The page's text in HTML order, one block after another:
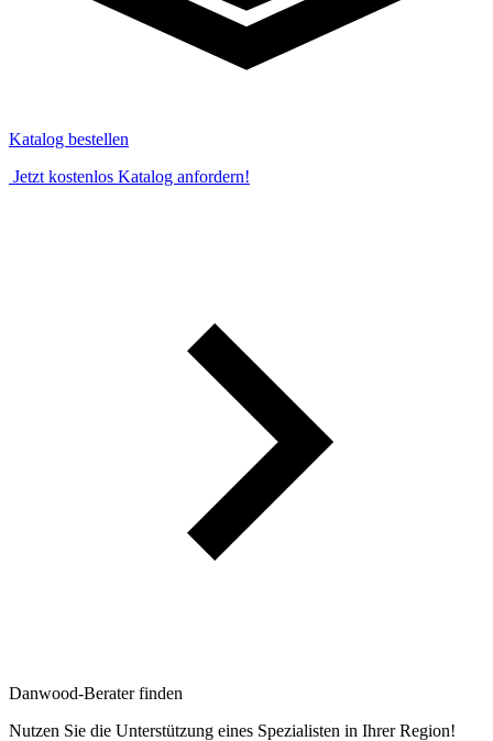
Katalog bestellen
Jetzt kostenlos Katalog anfordern!
Danwood-Berater finden
Nutzen Sie die Unterstützung eines Spezialisten in Ihrer Region!